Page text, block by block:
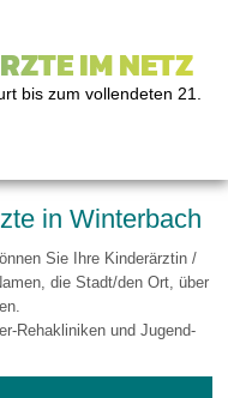
IM NETZ
bis zum vollendeten 21.
in Winterbach
Sie Ihre Kinderärztin /
die Stadt/den Ort, über
Rehakliniken und Jugend-